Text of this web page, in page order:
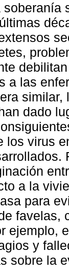
a las
dado
los virus
a la
para
favelas,
ejemplo,
y
sobre la